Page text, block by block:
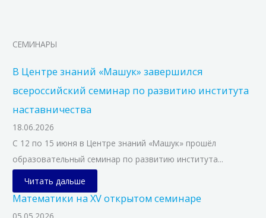
СЕМИНАРЫ
В Центре знаний «Машук» завершился
всероссийский семинар по развитию института
наставничества
18.06.2026
С 12 по 15 июня в Центре знаний «Машук» прошёл
образовательный семинар по развитию института...
Читать дальше
Математики на XV открытом семинаре